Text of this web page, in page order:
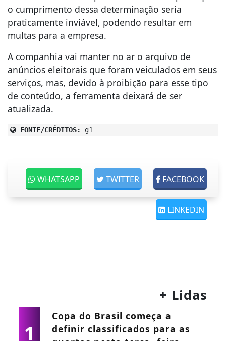
o cumprimento dessa determinação seria
praticamente inviável, podendo resultar em
multas para a empresa.
A companhia vai manter no ar o arquivo de
anúncios eleitorais que foram veiculados em seus
serviços, mas, devido à proibição para esse tipo
de conteúdo, a ferramenta deixará de ser
atualizada.
FONTE/CRÉDITOS: g1
FACEBOOK
TWITTER
WHATSAPP
LINKEDIN
+ Lidas
1
Copa do Brasil começa a
definir classificados para as